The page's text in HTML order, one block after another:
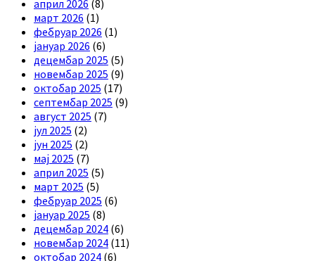
април 2026 (8)
март 2026 (1)
фебруар 2026 (1)
јануар 2026 (6)
децембар 2025 (5)
новембар 2025 (9)
октобар 2025 (17)
септембар 2025 (9)
август 2025 (7)
јул 2025 (2)
јун 2025 (2)
мај 2025 (7)
април 2025 (5)
март 2025 (5)
фебруар 2025 (6)
јануар 2025 (8)
децембар 2024 (6)
новембар 2024 (11)
октобар 2024 (6)